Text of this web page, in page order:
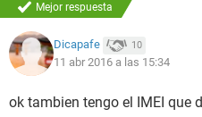
Mejor respuesta
Dicapafe 10
11 abr 2016 a las 15:34
ok tambien tengo el IMEI que